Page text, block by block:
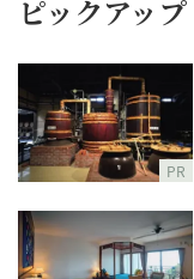
ピックアップ
PR